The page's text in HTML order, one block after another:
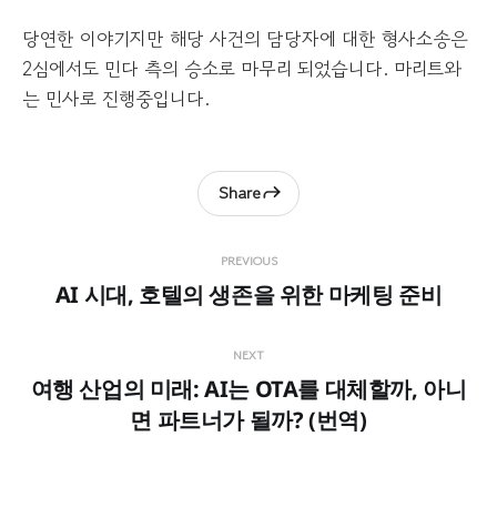
판을 끌어오며 너무 힘들었기 때문에,
이 힘든 작업을 계속하는게 맞느냐 아
니냐 였던것 같습니다. 처음 이 사실
을 알게되었던 3년전에는 3개월동안
회에 반드시 남아야 한다고 생각합니
다. 그래야만 작지만 성실한 스타트업
들에게도 희망이 생기지 않을까요. 지
께 감사드립니다. 앞으로도 계속 그렇
게 관심갖고 지켜봐 주시기를. 항소합
니다. #민다 #마이리얼트립 | 10
당연한 이야기지만 해당 사건의 담당자에 대한 형사소송은
2심에서도 민다 측의 승소로 마무리 되었습니다. 마리트와
는 민사로 진행중입니다.
PREVIOUS
AI 시대, 호텔의 생존을 위한 마케팅 준비
Share
NEXT
여행 산업의 미래: AI는 OTA를 대체할까, 아니
면 파트너가 될까? (번역)